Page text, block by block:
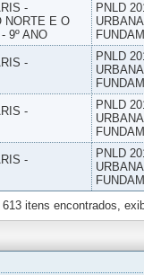
-
NORTE E O
9º ANO
PNLD
-
PNLD
-
PNLD
-
PNLD
613 itens encontrados,